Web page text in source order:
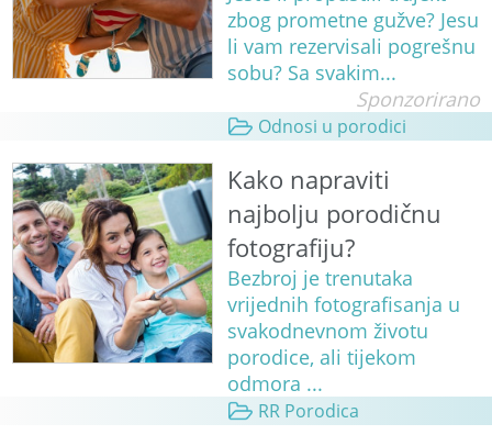
zbog prometne gužve? Jesu
li vam rezervisali pogrešnu
sobu? Sa svakim...
Sponzorirano
Odnosi u porodici
Kako napraviti
najbolju porodičnu
fotografiju?
Bezbroj je trenutaka
vrijednih fotografisanja u
svakodnevnom životu
porodice, ali tijekom
odmora ...
RR Porodica